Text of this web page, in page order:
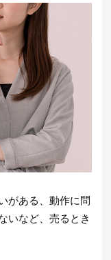
がある、動作に問
いなど、売るとき